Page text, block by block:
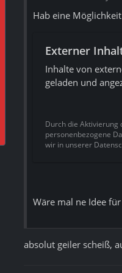
Hab eine
Externer
Inhalte von
geladen und
Durch die Aktivierung
personenbezogene
wir in unserer
Wäre mal ne Idee
absolut geiler scheiß,